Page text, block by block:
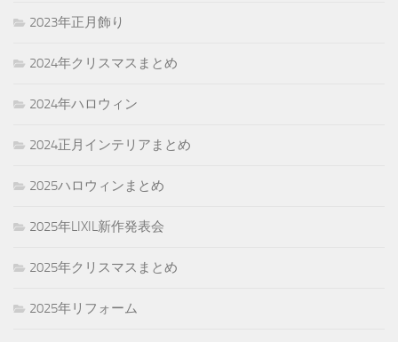
2023年正月飾り
2024年クリスマスまとめ
2024年ハロウィン
2024正月インテリアまとめ
2025ハロウィンまとめ
2025年LIXIL新作発表会
2025年クリスマスまとめ
2025年リフォーム